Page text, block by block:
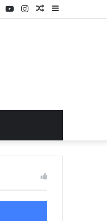
Sidebar
Random
Instagram
YouTube